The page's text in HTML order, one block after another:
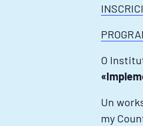
O
Un
my